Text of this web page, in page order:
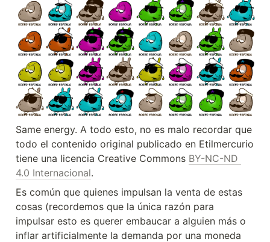
Same energy. A todo esto, no es malo recordar que
todo el contenido original publicado en Etilmercurio
tiene una licencia Creative Commons BY-NC-ND
4.0 Internacional.
Es común que quienes impulsan la venta de estas
cosas (recordemos que la única razón para
impulsar esto es querer embaucar a alguien más o
inflar artificialmente la demanda por una moneda